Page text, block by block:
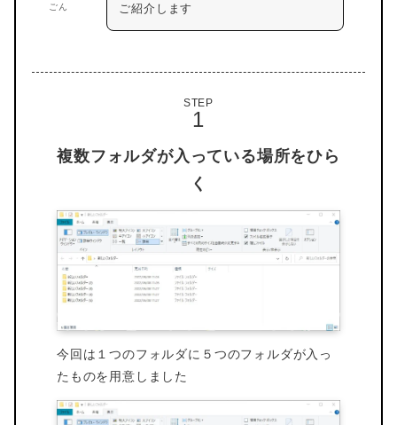
ごん
ご紹介します
STEP
複数フォルダが入っている場所をひら
く
今回は１つのフォルダに５つのフォルダが入っ
たものを用意しました